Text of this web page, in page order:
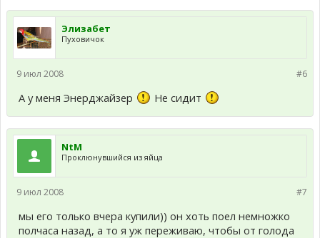
Элизабет
Пуховичок
#6
9 июл 2008
А у меня Энерджайзер Не сидит
NtM
Проклюнувшийся из яйца
#7
9 июл 2008
мы его только вчера купили)) он хоть поел немножко
полчаса назад, а то я уж переживаю, чтобы от голода